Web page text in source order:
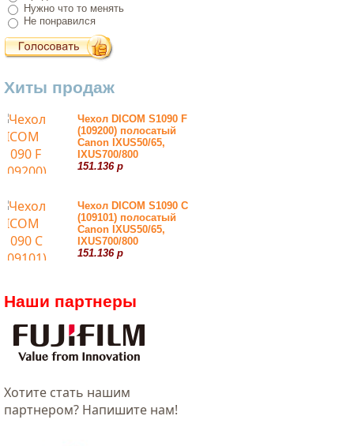
Нужно что то менять
Не понравился
Хиты продаж
Чехол DICOM S1090 F
(109200) полосатый
Canon IXUS50/65,
IXUS700/800
151.136 р
Чехол DICOM S1090 С
(109101) полосатый
Canon IXUS50/65,
IXUS700/800
151.136 р
Наши партнеры
Хотитe стать нашим
партнером? Напишите нам!